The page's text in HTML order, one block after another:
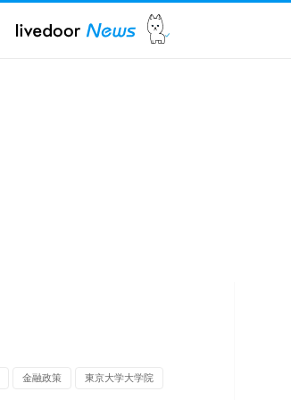
金融政策 東京大学大学院